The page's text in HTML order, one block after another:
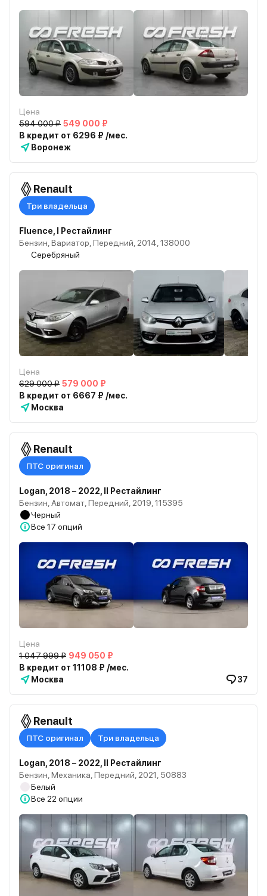
Цена
594 000 ₽ 549 000 ₽
В кредит от 6296 ₽ /мес.
Воронеж
Renault
Три владельца
Fluence, I Рестайлинг
Бензин, Вариатор, Передний, 2014, 138000
Серебряный
Цена
629 000 ₽ 579 000 ₽
В кредит от 6667 ₽ /мес.
Москва
Renault
ПТС оригинал
Logan, 2018 – 2022, II Рестайлинг
Бензин, Автомат, Передний, 2019, 115395
Черный
Все 17 опций
Цена
1 047 999 ₽ 949 050 ₽
В кредит от 11108 ₽ /мес.
Москва
37
Renault
ПТС оригинал Три владельца
Logan, 2018 – 2022, II Рестайлинг
Бензин, Механика, Передний, 2021, 50883
Белый
Все 22 опции